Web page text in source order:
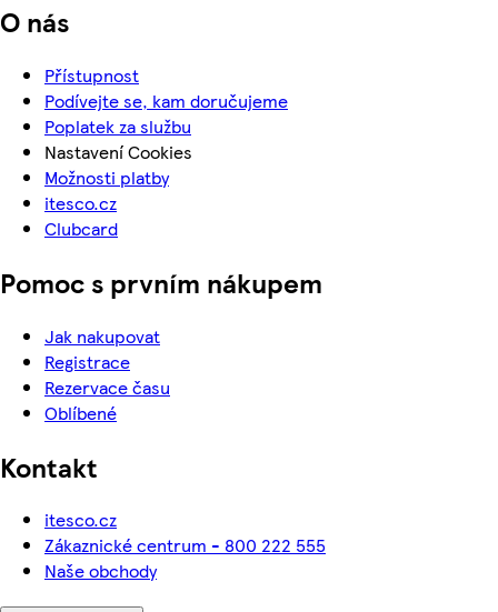
O nás
Přístupnost
Podívejte se, kam doručujeme
Poplatek za službu
Nastavení Cookies
Možnosti platby
itesco.cz
Clubcard
Pomoc s prvním nákupem
Jak nakupovat
Registrace
Rezervace času
Oblíbené
Kontakt
itesco.cz
Zákaznické centrum - 800 222 555
Naše obchody